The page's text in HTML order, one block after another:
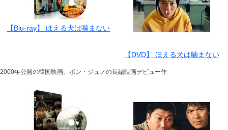
【Blu-ray】 ほえる犬は噛まない
【DVD】 ほえる犬は噛まない
2000年公開の韓国映画。ポン・ジュノの長編映画デビュー作